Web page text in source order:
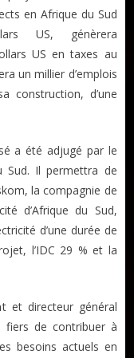
en Afrique du Sud
US, génèrera
US en taxes au
un millier d’emplois
construction, d’une
a été adjugé par le
Sud. Il permettra de
la compagnie de
d’Afrique du Sud,
d’une durée de
l’IDC 29 % et la
et directeur général
fiers de contribuer à
besoins actuels en